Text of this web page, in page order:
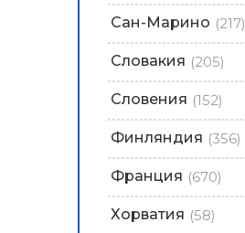
Сан-Марино (217)
Словакия (205)
Словения (152)
Финляндия (356)
Франция (670)
Хорватия (58)